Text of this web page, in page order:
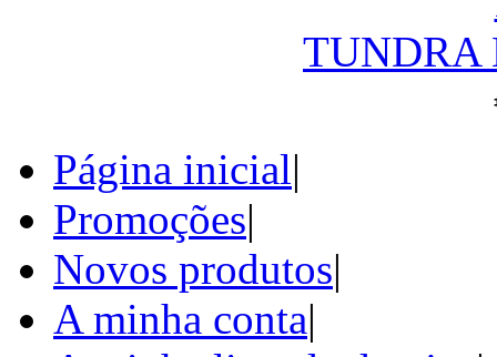
TUNDRA
Página inicial|
Promoções|
Novos produtos|
A minha conta|